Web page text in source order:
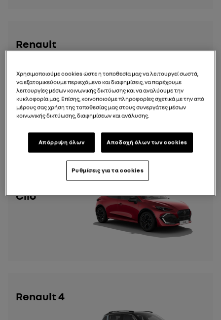
Renault
Clio
Renault 4
Χρησιμοποιούμε cookies ώστε η τοποθεσία μας να λειτουργεί σωστά,
να εξατομικεύουμε περιεχόμενο και διαφημίσεις, να παρέχουμε
λειτουργίες μέσων κοινωνικής δικτύωσης και να αναλύουμε την
κυκλοφορία μας. Επίσης, κοινοποιούμε πληροφορίες σχετικά με την από
μέρους σας χρήση της τοποθεσίας μας στους συνεργάτες μέσων
κοινωνικής δικτύωσης, διαφημίσεων και ανάλυσης.
Απόρριψη όλων Αποδοχή όλων των cookies
Ρυθμίσεις για τα cookies